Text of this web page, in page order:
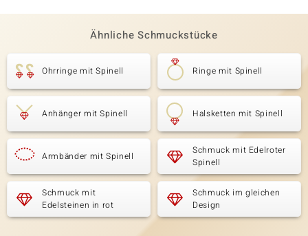
Ähnliche Schmuckstücke
Ohrringe mit Spinell Ringe mit Spinell
Anhänger mit Spinell Halsketten mit Spinell
Armbänder mit Spinell
Schmuck mit Edelroter
Spinell
Schmuck mit
Edelsteinen in rot
Schmuck im gleichen
Design